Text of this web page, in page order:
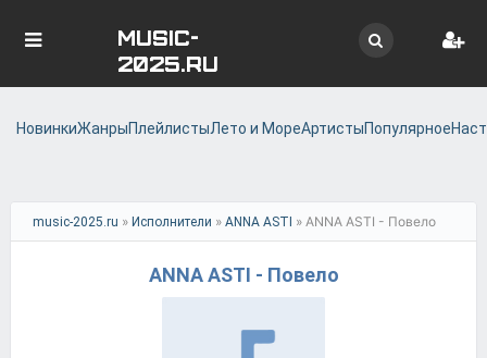
MUSIC-
2025.RU
НовинкиЖанрыПлейлистыЛето и МореАртистыПопулярное
music-2025.ru » Исполнители » ANNA ASTI » ANNA ASTI - Повело
ANNA ASTI - Повело